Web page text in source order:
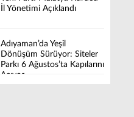
İl Yönetimi Açıklandı
Adıyaman’da Yeşil
Dönüşüm Sürüyor: Siteler
Parkı 6 Ağustos’ta Kapılarını
Açıyor